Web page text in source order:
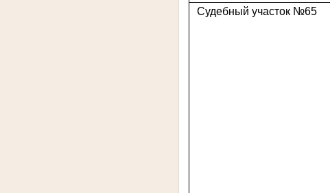
Судебный участок №65